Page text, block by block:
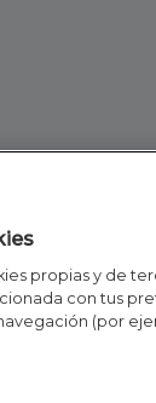
propias y de
con tus
(por